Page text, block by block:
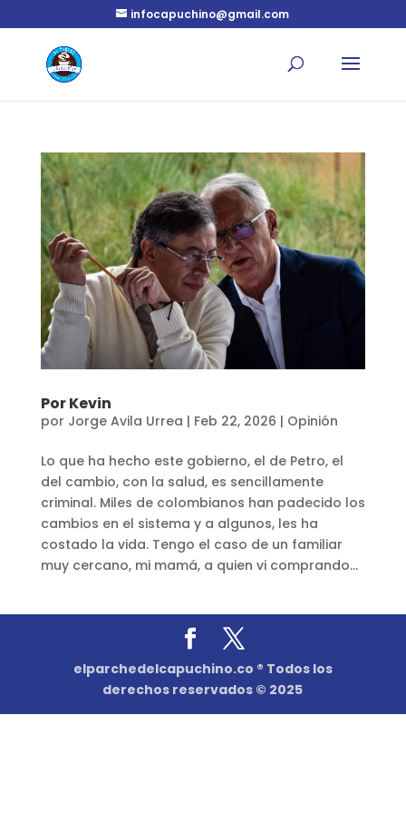
infocapuchino@gmail.com
Por Kevin
por Jorge Avila Urrea | Feb 22, 2026 | Opinión
Lo que ha hecho este gobierno, el de Petro, el
del cambio, con la salud, es sencillamente
criminal. Miles de colombianos han padecido los
cambios en el sistema y a algunos, les ha
costado la vida. Tengo el caso de un familiar
muy cercano, mi mamá, a quien vi comprando...
elparchedelcapuchino.co ® Todos los
derechos reservados © 2025